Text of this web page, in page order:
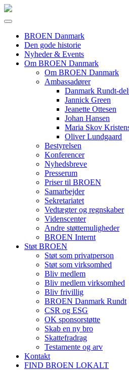
BROEN Danmark
Den gode historie
Nyheder & Events
Om BROEN Danmark
Om BROEN Danmark
Ambassadører
Danmark Rundt-
Jannick Green
Jeanette Ottesen
Johan Hansen
Maria Skov
Oliver Lundgaard
Bestyrelsen
Konferencer
Nyhedsbreve
Presserum
Priser til BROEN
Samarbejder
Sekretariatet
Vedtægter og regnskaber
Videnscenter
Andre støttemuligheder
BROEN Internt
Støt BROEN
Støt som privatperson
Støt som virksomhed
Bliv medlem
Bliv medlem virksomhed
Bliv frivillig
BROEN Danmark Rundt
CSR og ESG
OK sponsorstøtte
Skab en ny bro
Skattefradrag
Testamente og arv
Kontakt
FIND BROEN LOKALT